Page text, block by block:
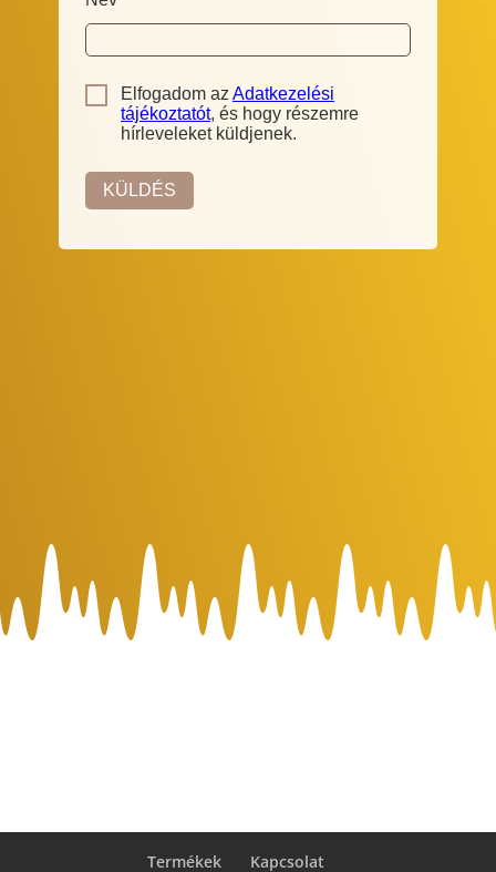
Termékek Kapcsolat